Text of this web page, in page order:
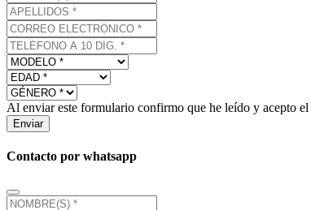
Al enviar este formulario confirmo que he leído y acepto el
Enviar
Contacto por whatsapp